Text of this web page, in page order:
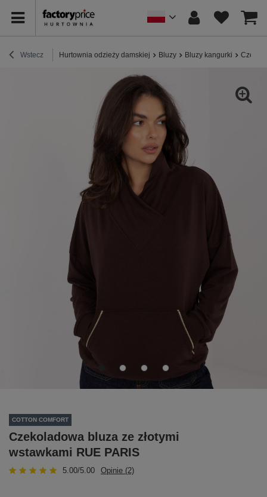
Wstecz Hurtownia odzieży damskiej Bluzy Bluzy kangurki
COTTON COMFORT
Czekoladowa bluza ze złotymi
wstawkami RUE PARIS
5.00/5.00 Opinie (2)